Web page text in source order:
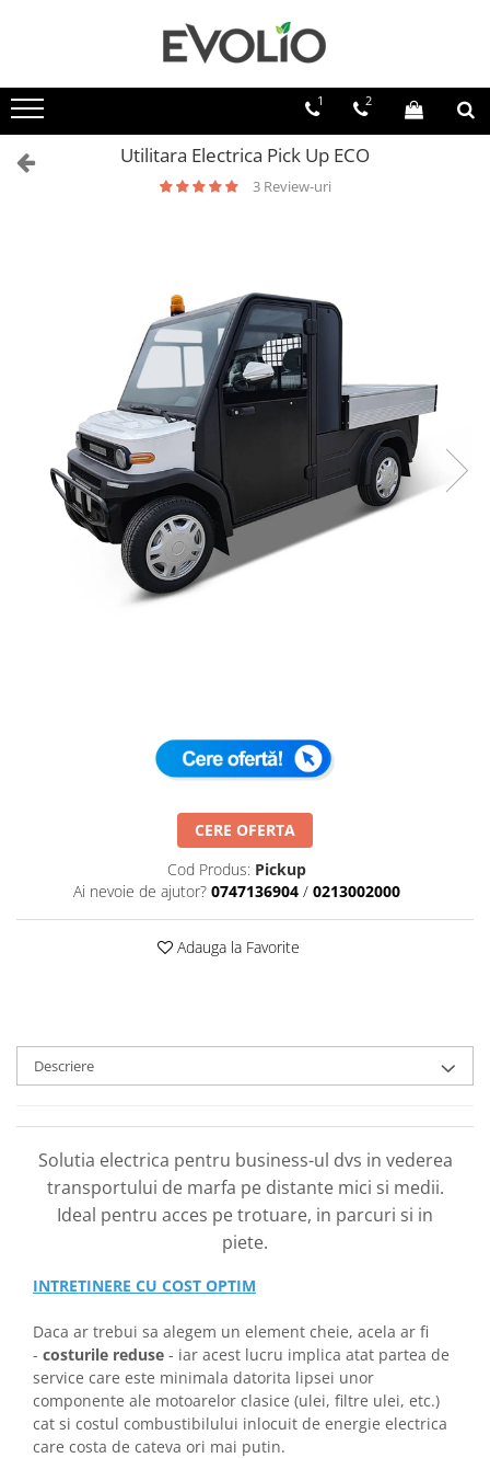
1 2
Utilitara Electrica Pick Up ECO
3 Review-uri
CERE OFERTA
Cod Produs: Pickup
Ai nevoie de ajutor? 0747136904 / 0213002000
Adauga la Favorite
Descriere
Solutia electrica pentru business-ul dvs in vederea
transportului de marfa pe distante mici si medii.
Ideal pentru acces pe trotuare, in parcuri si in
piete.
INTRETINERE CU COST OPTIM
Daca ar trebui sa alegem un element cheie, acela ar fi
- costurile reduse - iar acest lucru implica atat partea de
service care este minimala datorita lipsei unor
componente ale motoarelor clasice (ulei, filtre ulei, etc.)
cat si costul combustibilului inlocuit de energie electrica
care costa de cateva ori mai putin.